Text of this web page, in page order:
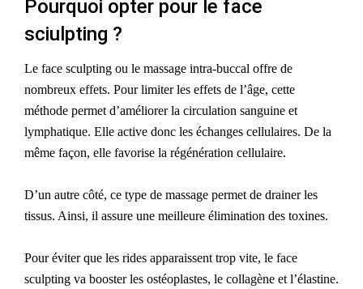
Pourquoi opter pour le face
sciulpting ?
Le face sculpting ou le massage intra-buccal offre de
nombreux effets. Pour limiter les effets de l’âge, cette
méthode permet d’améliorer la circulation sanguine et
lymphatique. Elle active donc les échanges cellulaires. De la
même façon, elle favorise la régénération cellulaire.
D’un autre côté, ce type de massage permet de drainer les
tissus. Ainsi, il assure une meilleure élimination des toxines.
Pour éviter que les rides apparaissent trop vite, le face
sculpting va booster les ostéoplastes, le collagène et l’élastine.